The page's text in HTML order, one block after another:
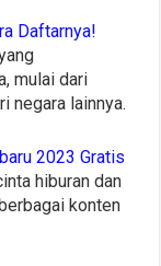
Daftarnya!
mulai dari
negara lainnya.
2023 Gratis
hiburan dan
konten